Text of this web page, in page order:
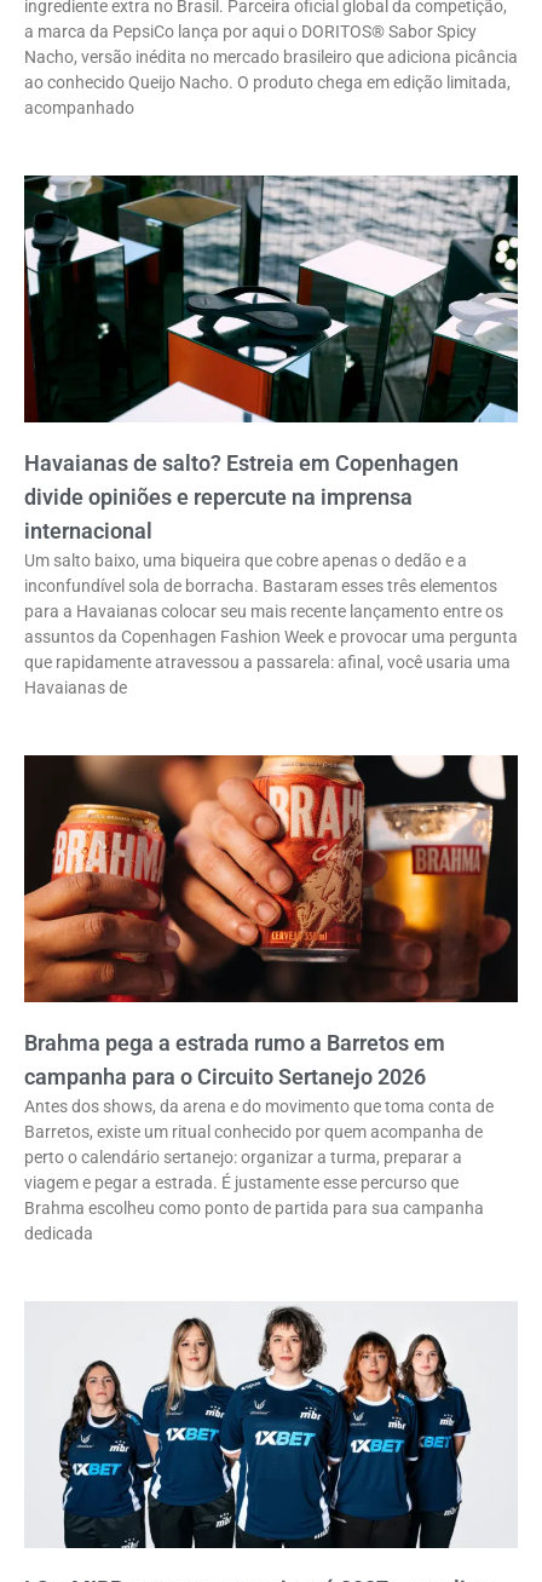
ingrediente extra no Brasil. Parceira oficial global da competição,
a marca da PepsiCo lança por aqui o DORITOS® Sabor Spicy
Nacho, versão inédita no mercado brasileiro que adiciona picância
ao conhecido Queijo Nacho. O produto chega em edição limitada,
acompanhado
Havaianas de salto? Estreia em Copenhagen
divide opiniões e repercute na imprensa
internacional
Um salto baixo, uma biqueira que cobre apenas o dedão e a
inconfundível sola de borracha. Bastaram esses três elementos
para a Havaianas colocar seu mais recente lançamento entre os
assuntos da Copenhagen Fashion Week e provocar uma pergunta
que rapidamente atravessou a passarela: afinal, você usaria uma
Havaianas de
Brahma pega a estrada rumo a Barretos em
campanha para o Circuito Sertanejo 2026
Antes dos shows, da arena e do movimento que toma conta de
Barretos, existe um ritual conhecido por quem acompanha de
perto o calendário sertanejo: organizar a turma, preparar a
viagem e pegar a estrada. É justamente esse percurso que
Brahma escolheu como ponto de partida para sua campanha
dedicada